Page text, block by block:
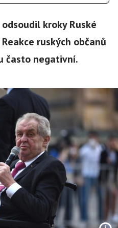
kroky Ruské
ruských občanů
často negativní.